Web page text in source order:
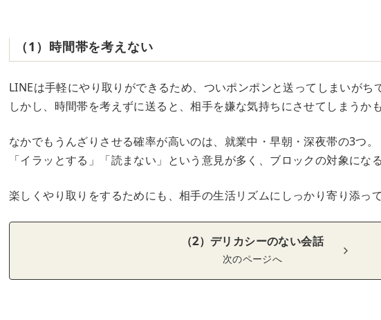
（1）時間帯を考えない
LINEは手軽にやり取りができるため、ついポンポンと送ってしまいがち
しかし、時間帯を考えずに送ると、相手を嫌な気持ちにさせてしまうか
なかでもうんざりさせる確率が高いのは、就業中・早朝・深夜帯の3つ。
「イラッとする」「読まない」という意見が多く、ブロックの対象にな
楽しくやり取りをするためにも、相手の生活リズムにしっかり寄り添って
（2）デリカシーのない会話
次のページへ